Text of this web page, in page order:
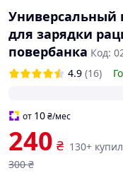
Универсальный
для зарядки
повербанка Код:
4.9 (16)
от 10₴/мес
240 ₴ 130+
300 ₴